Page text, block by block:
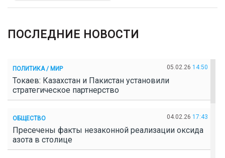
ПОСЛЕДНИЕ НОВОСТИ
ПОЛИТИКА / МИР 05.02.26 14:50
Токаев: Казахстан и Пакистан установили
стратегическое партнерство
ОБЩЕСТВО 04.02.26 17:43
Пресечены факты незаконной реализации оксида
азота в столице